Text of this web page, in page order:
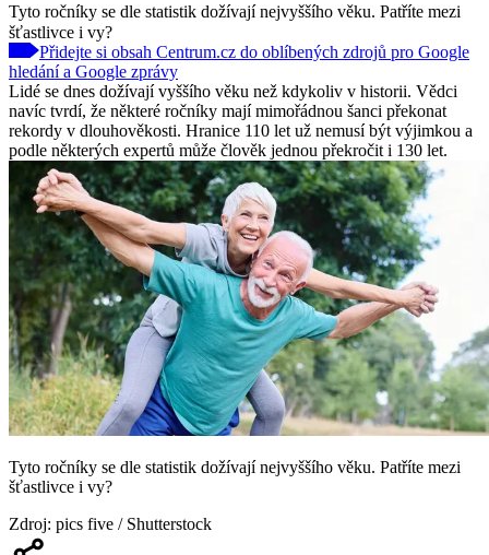
Tyto ročníky se dle statistik dožívají nejvyššího věku. Patříte mezi
šťastlivce i vy?
Přidejte si obsah Centrum.cz do oblíbených zdrojů pro Google
hledání a Google zprávy
Lidé se dnes dožívají vyššího věku než kdykoliv v historii. Vědci
navíc tvrdí, že některé ročníky mají mimořádnou šanci překonat
rekordy v dlouhověkosti. Hranice 110 let už nemusí být výjimkou a
podle některých expertů může člověk jednou překročit i 130 let.
Tyto ročníky se dle statistik dožívají nejvyššího věku. Patříte mezi
šťastlivce i vy?
Zdroj: pics five / Shutterstock